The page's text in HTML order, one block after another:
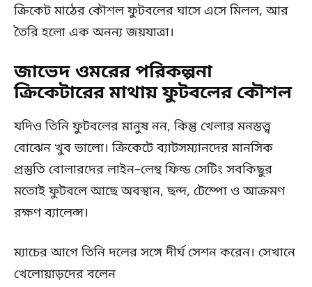
ক্রিকেট মাঠের কৌশল ফুটবলের ঘাসে এসে মিলল, আর
তৈরি হলো এক অনন্য জয়যাত্রা।
জাভেদ ওমরের পরিকল্পনা
ক্রিকেটারের মাথায় ফুটবলের কৌশল
যদিও তিনি ফুটবলের মানুষ নন, কিন্তু খেলার মনস্তত্ত্ব
বোঝেন খুব ভালো। ক্রিকেটে ব্যাটসম্যানদের মানসিক
প্রস্তুতি বোলারদের লাইন–লেন্থ ফিল্ড সেটিং সবকিছুর
মতোই ফুটবলে আছে অবস্থান, ছন্দ, টেম্পো ও আক্রমণ
রক্ষণ ব্যালেন্স।
ম্যাচের আগে তিনি দলের সঙ্গে দীর্ঘ সেশন করেন। সেখানে
খেলোয়াড়দের বলেন